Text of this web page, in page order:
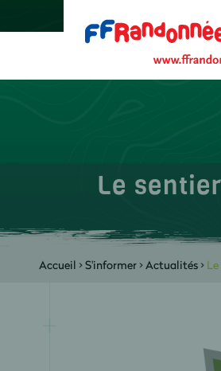
Le
Accueil >S'informer>Actualités>